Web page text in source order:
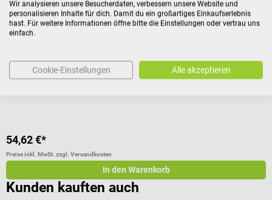
Akupunkturfigur
Modell:männlich
54,62 €*
Preise inkl. MwSt. zzgl. Versandkosten
In den Warenkorb
Kunden kauften auch
Wir analysieren unsere Besucherdaten, verbessern unsere Website und
personalisieren Inhalte für dich. Damit du ein großartiges Einkaufserlebnis
hast. Für weitere Informationen öffne bitte die Einstellungen oder vertrau uns
einfach.
Cookie-Einstellungen Alle akzeptieren